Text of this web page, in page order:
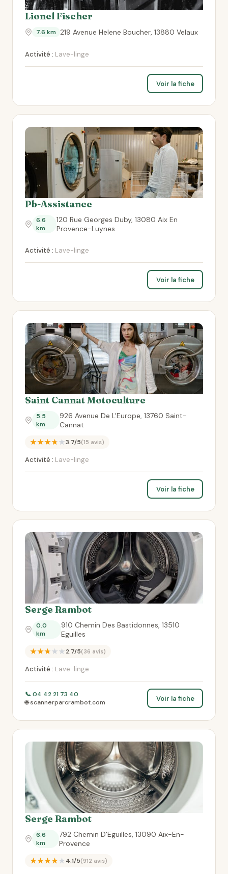
Lionel Fischer
7.6 km 219 Avenue Helene Boucher, 13880 Velaux
Activité : Lave-linge
Voir la fiche
Pb-Assistance
6.6
km
120 Rue Georges Duby, 13080 Aix En
Provence-Luynes
Activité : Lave-linge
Voir la fiche
Saint Cannat Motoculture
5.5
km
926 Avenue De L'Europe, 13760 Saint-
Cannat
★★★★★3.7/5(15 avis)
Activité : Lave-linge
Voir la fiche
Serge Rambot
0.0
km
910 Chemin Des Bastidonnes, 13510
Eguilles
★★★★★2.7/5(36 avis)
Activité : Lave-linge
📞 04 42 21 73 40
🌐 scannerparcrambot.com
Voir la fiche
Serge Rambot
6.6
km
792 Chemin D'Eguilles, 13090 Aix-En-
Provence
★★★★★4.1/5(912 avis)